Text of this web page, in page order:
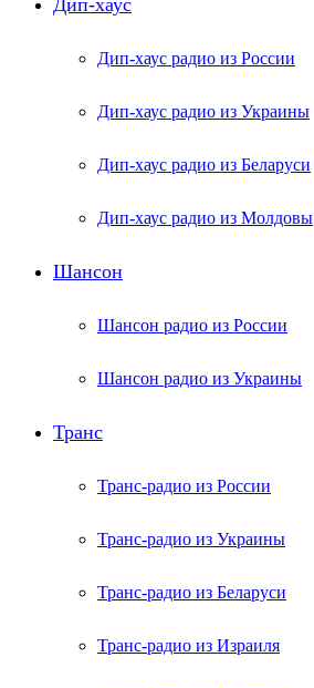
Дип-хаус
Дип-хаус радио из России
Дип-хаус радио из Украины
Дип-хаус радио из Беларуси
Дип-хаус радио из Молдовы
Шансон
Шансон радио из России
Шансон радио из Украины
Транс
Транс-радио из России
Транс-радио из Украины
Транс-радио из Беларуси
Транс-радио из Израиля